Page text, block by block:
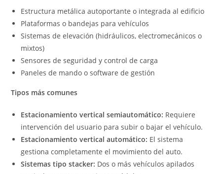
Estructura metálica autoportante o integrada al edificio
Plataformas o bandejas para vehículos
Sistemas de elevación (hidráulicos, electromecánicos o
mixtos)
Sensores de seguridad y control de carga
Paneles de mando o software de gestión
Tipos más comunes
Estacionamiento vertical semiautomático: Requiere
intervención del usuario para subir o bajar el vehículo.
Estacionamiento vertical automático: El sistema
gestiona completamente el movimiento del auto.
Sistemas tipo stacker: Dos o más vehículos apilados